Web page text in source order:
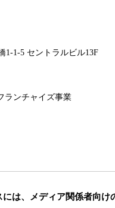
社長 山本 卓
1-1-5 セントラルビル13F
ランチャイズ事業
は、 メディア関係者向け